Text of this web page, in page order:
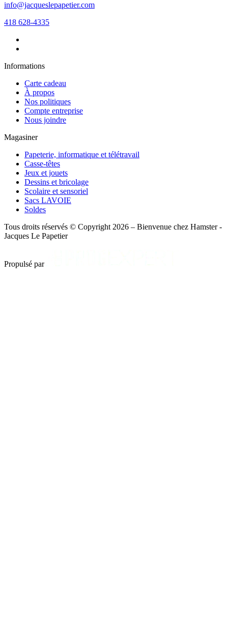
info@jacqueslepapetier.com
418 628-4335
Informations
Carte cadeau
À propos
Nos politiques
Compte entreprise
Nous joindre
Magasiner
Papeterie, informatique et télétravail
Casse-têtes
Jeux et jouets
Dessins et bricolage
Scolaire et sensoriel
Sacs LAVOIE
Soldes
Tous droits réservés © Copyright 2026 – Bienvenue chez Hamster -
Jacques Le Papetier
Propulsé par